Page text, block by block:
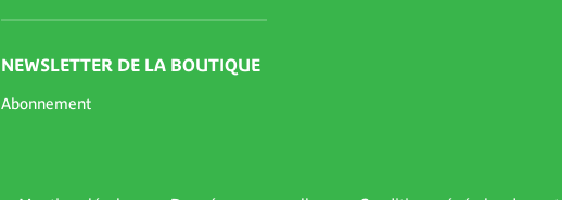
NEWSLETTER DE LA BOUTIQUE
Abonnement